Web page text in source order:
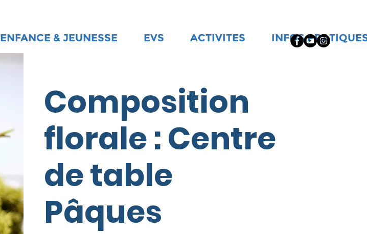
ENFANCE & JEUNESSE EVS ACTIVITES INFOS
Composition
florale : Centre
de table
Pâques